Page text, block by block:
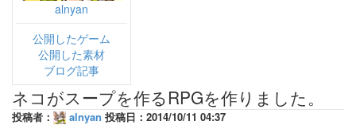
alnyan
公開したゲーム
公開した素材
ブログ記事
ネコがスープを作るRPGを作りました。
投稿者： alnyan 投稿日：2014/10/11 04:37